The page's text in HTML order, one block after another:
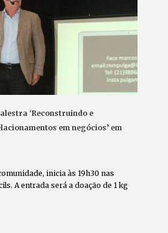
‘Reconstruindo e
em negócios’ em
inicia às 19h30 nas
A entrada será a doação de 1 kg